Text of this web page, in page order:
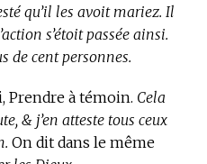
qu’il les avoit mariez. Il
s’étoit passée ainsi.
de cent personnes.
Prendre à témoin. Cela
& j’en atteste tous ceux
On dit dans le même